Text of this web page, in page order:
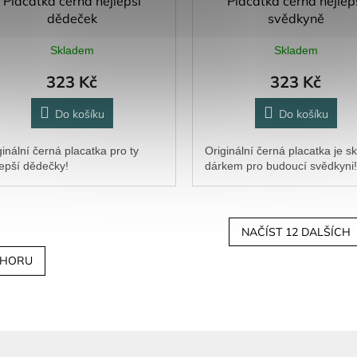
dědeček
Skladem
323 Kč
Do košíku
černá placatka pro ty
dědečky!
svědkyně
Skladem
323 Kč
Do košíku
Originální černá placatka je
dárkem pro budoucí svědkyni!
NAČÍST 12 DALŠÍCH